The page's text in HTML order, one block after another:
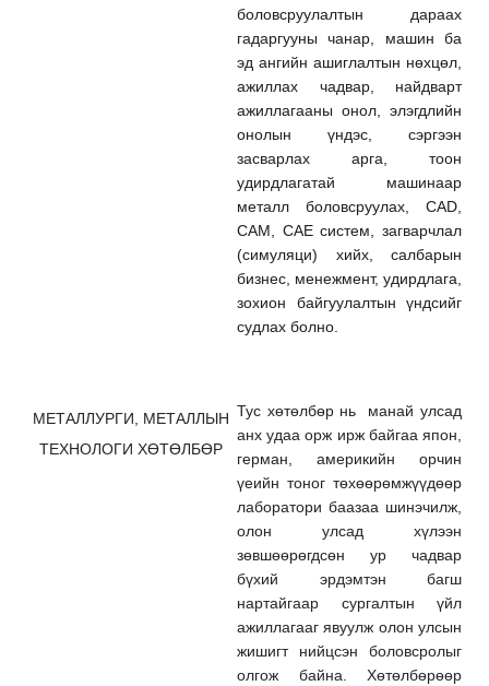
боловсруулалтын дараах
гадаргууны чанар, машин ба
эд ангийн ашиглалтын нөхцөл,
ажиллах чадвар, найдварт
ажиллагааны онол, элэгдлийн
онолын үндэс, сэргээн
засварлах арга, тоон
удирдлагатай машинаар
металл боловсруулах, CAD,
CAM, CAE систем, загварчлал
(симуляци) хийх, салбарын
бизнес, менежмент, удирдлага,
зохион байгуулалтын үндсийг
судлах болно.
МЕТАЛЛУРГИ, МЕТАЛЛЫН
ТЕХНОЛОГИ ХӨТӨЛБӨР
Тус хөтөлбөр нь манай улсад
анх удаа орж ирж байгаа япон,
герман, америкийн орчин
үеийн тоног төхөөрөмжүүдөөр
лаборатори баазаа шинэчилж,
олон улсад хүлээн
зөвшөөрөгдсөн ур чадвар
бүхий эрдэмтэн багш
нартайгаар сургалтын үйл
ажиллагааг явуулж олон улсын
жишигт нийцсэн боловсролыг
олгож байна. Хөтөлбөрөөр